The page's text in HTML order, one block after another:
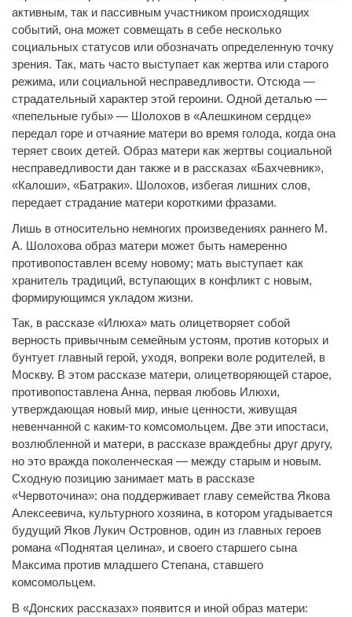
активным, так и пассивным участником происходящих
событий, она может совмещать в себе несколько
социальных статусов или обозначать определенную точку
зрения. Так, мать часто выступает как жертва или старого
режима, или социальной несправедливости. Отсюда —
страдательный характер этой героини. Одной деталью —
«пепельные губы» — Шолохов в «Алешкином сердце»
передал горе и отчаяние матери во время голода, когда она
теряет своих детей. Образ матери как жертвы социальной
несправедливости дан также и в рассказах «Бахчевник»,
«Калоши», «Батраки». Шолохов, избегая лишних слов,
передает страдание матери короткими фразами.
Лишь в относительно немногих произведениях раннего М.
А. Шолохова образ матери может быть намеренно
противопоставлен всему новому; мать выступает как
хранитель традиций, вступающих в конфликт с новым,
формирующимся укладом жизни.
Так, в рассказе «Илюха» мать олицетворяет собой
верность привычным семейным устоям, против которых и
бунтует главный герой, уходя, вопреки воле родителей, в
Москву. В этом рассказе матери, олицетворяющей старое,
противопоставлена Анна, первая любовь Илюхи,
утверждающая новый мир, иные ценности, живущая
невенчанной с каким-то комсомольцем. Две эти ипостаси,
возлюбленной и матери, в рассказе враждебны друг другу,
но это вражда поколенческая — между старым и новым.
Сходную позицию занимает мать в рассказе
«Червоточина»: она поддерживает главу семейства Якова
Алексеевича, культурного хозяина, в котором угадывается
будущий Яков Лукич Островнов, один из главных героев
романа «Поднятая целина», и своего старшего сына
Максима против младшего Степана, ставшего
комсомольцем.
В «Донских рассказах» появится и иной образ матери: